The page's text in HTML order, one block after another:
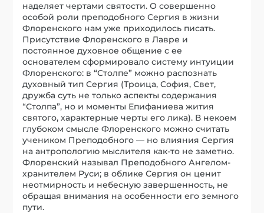
наделяет чертами святости. О совершенно
особой роли преподобного Сергия в жизни
Флоренского нам уже приходилось писать.
Присутствие Флоренского в Лавре и
постоянное духовное общение с ее
основателем сформировало систему интуиции
Флоренского: в “Столпе” можно распознать
духовный тип Сергия (Троица, София, Свет,
дружба суть не только аспекты содержания
“Столпа”, но и моменты Епифаниева жития
святого, характерные черты его лика). В некоем
глубоком смысле Флоренского можно считать
учеником Преподобного — но влияния Сергия
на антропологию мыслителя как-то не заметно.
Флоренский называл Преподобного Ангелом-
хранителем Руси; в облике Сергия он ценит
неотмирность и небесную завершенность, не
обращая внимания на особенности его земного
пути.